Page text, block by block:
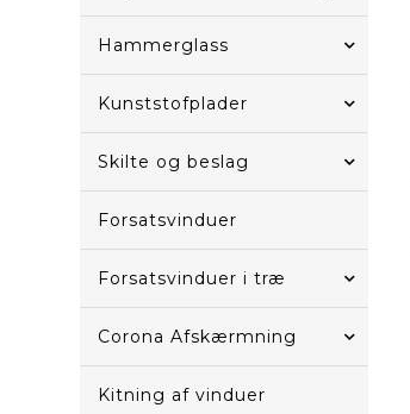
Hammerglass
Kunststofplader
Skilte og beslag
Forsatsvinduer
Forsatsvinduer i træ
Corona Afskærmning
Kitning af vinduer